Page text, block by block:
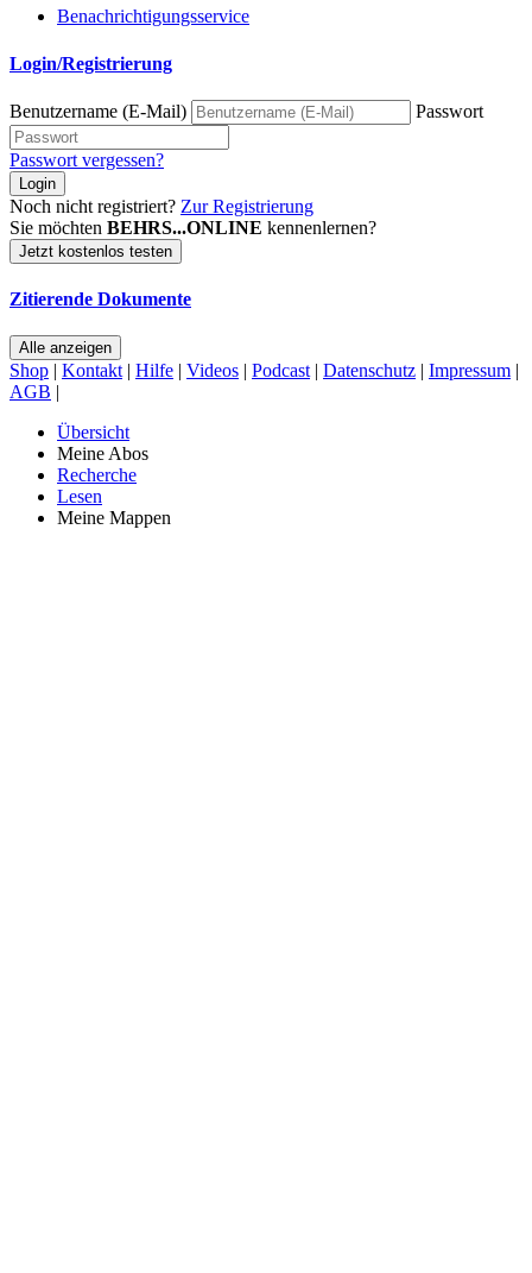
Benachrichtigungsservice
Login/Registrierung
Benutzername (E-Mail) Passwort
Passwort vergessen?
Login
Noch nicht registriert? Zur Registrierung
Sie möchten BEHRS...ONLINE kennenlernen?
Jetzt kostenlos testen
Zitierende Dokumente
Alle anzeigen
Shop | Kontakt | Hilfe | Videos | Podcast | Datenschutz | Impressum |
AGB |
Übersicht
Meine Abos
Recherche
Lesen
Meine Mappen